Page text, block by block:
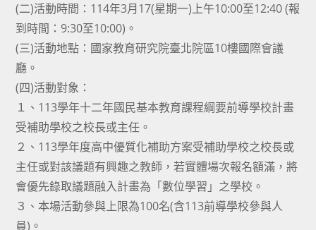
(二)活動時間：114年3月17(星期一)上午10:00至12:40 (報
到時間：9:30至10:00)。
(三)活動地點：國家教育研究院臺北院區10樓國際會議
廳。
(四)活動對象：
１、113學年十二年國民基本教育課程綱要前導學校計畫
受補助學校之校長或主任。
２、113學年度高中優質化補助方案受補助學校之校長或
主任或對該議題有興趣之教師，若實體場次報名額滿，將
會優先錄取議題融入計畫為「數位學習」之學校。
３、本場活動參與上限為100名(含113前導學校參與人
員)。